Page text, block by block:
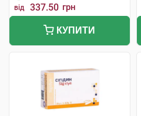
від 337.50 грн
КУПИТИ